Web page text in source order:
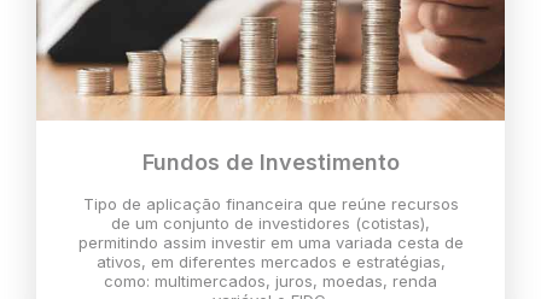
Fundos de Investimento
Tipo de aplicação financeira que reúne recursos
de um conjunto de investidores (cotistas),
permitindo assim investir em uma variada cesta de
ativos, em diferentes mercados e estratégias,
como: multimercados, juros, moedas, renda